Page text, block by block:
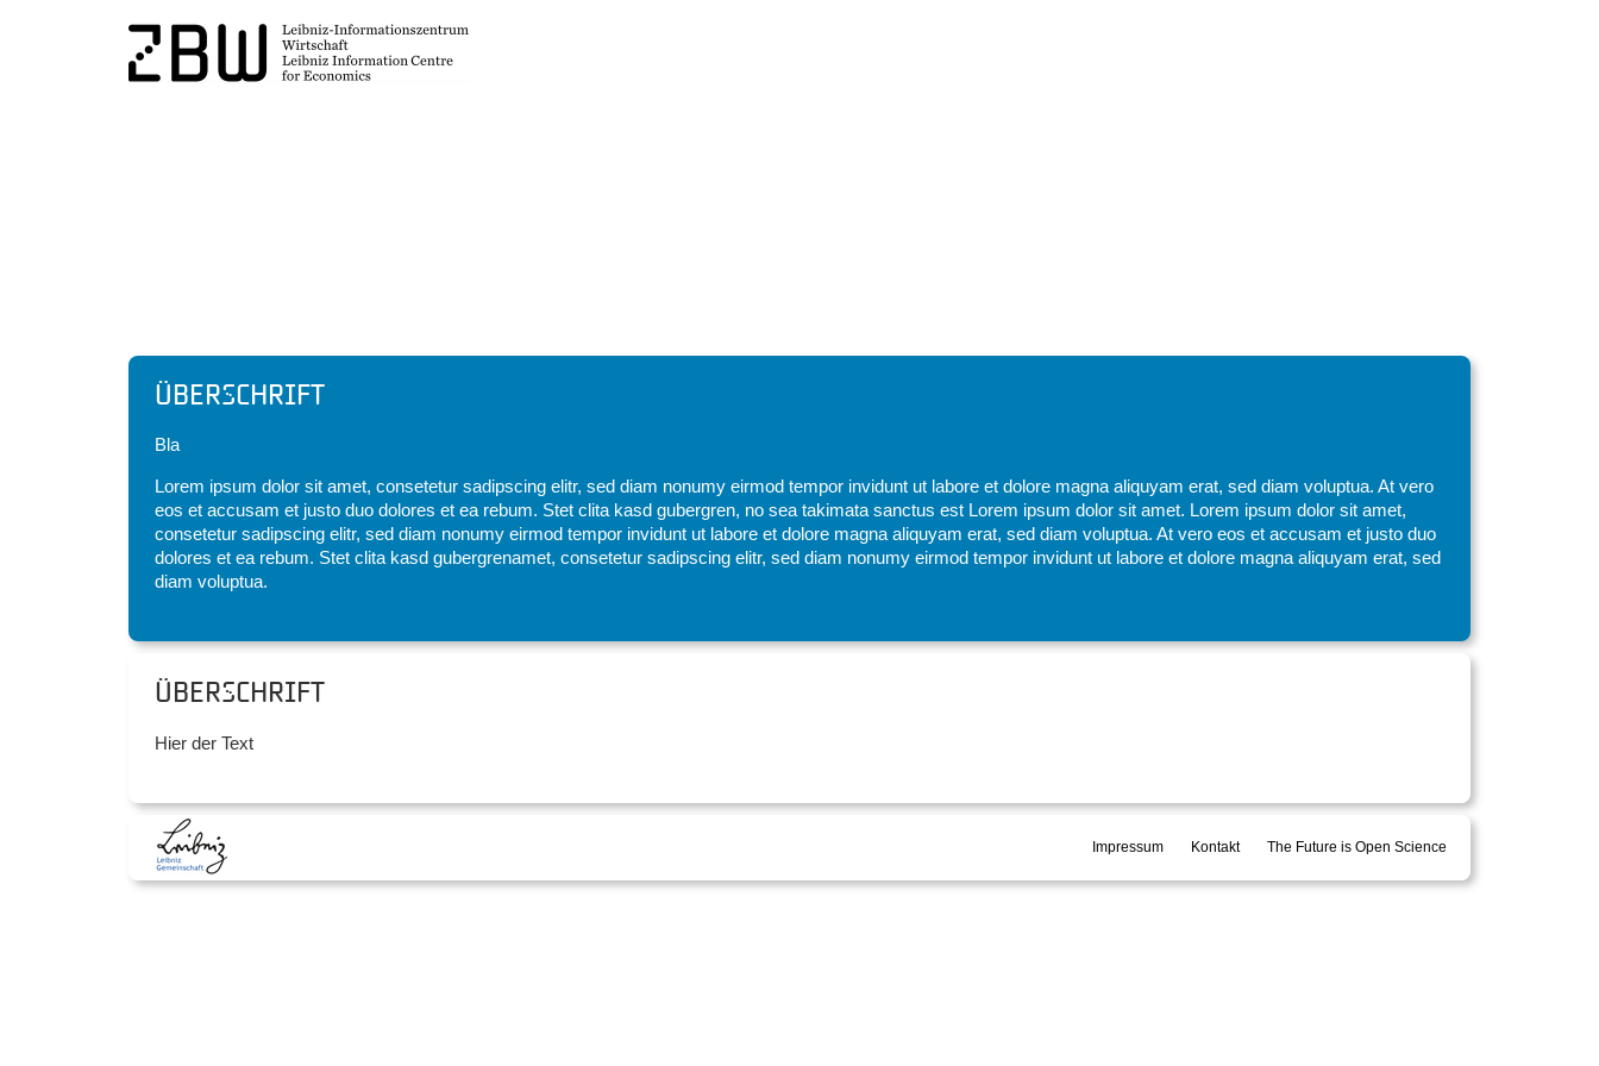
Überschrift
Bla
Lorem ipsum dolor sit amet, consetetur sadipscing elitr, sed diam nonumy eirmod tempor invidunt ut labore et dolore magna aliquyam erat, sed diam voluptua. At vero
eos et accusam et justo duo dolores et ea rebum. Stet clita kasd gubergren, no sea takimata sanctus est Lorem ipsum dolor sit amet. Lorem ipsum dolor sit amet,
consetetur sadipscing elitr, sed diam nonumy eirmod tempor invidunt ut labore et dolore magna aliquyam erat, sed diam voluptua. At vero eos et accusam et justo duo
dolores et ea rebum. Stet clita kasd gubergrenamet, consetetur sadipscing elitr, sed diam nonumy eirmod tempor invidunt ut labore et dolore magna aliquyam erat, sed
diam voluptua.
Überschrift
Hier der Text
Impressum Kontakt The Future is Open Science